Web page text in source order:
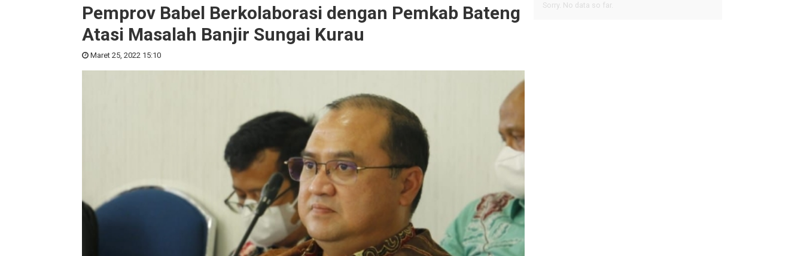
Pemprov Babel Berkolaborasi dengan Pemkab Bateng
Atasi Masalah Banjir Sungai Kurau
Maret 25, 2022 15:10
Sorry. No data so far.